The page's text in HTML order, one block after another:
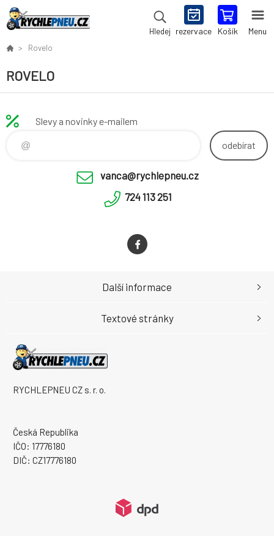
Hledej rezervace Košík Menu
Rovelo
ROVELO
Slevy a novinky e-mailem
odebírat
vanca@rychlepneu.cz
724 113 251
RYCHLEPNEU CZ s. r. o.
Česká Republika
IČO: 17776180
DIČ: CZ17776180
Další informace
Textové stránky